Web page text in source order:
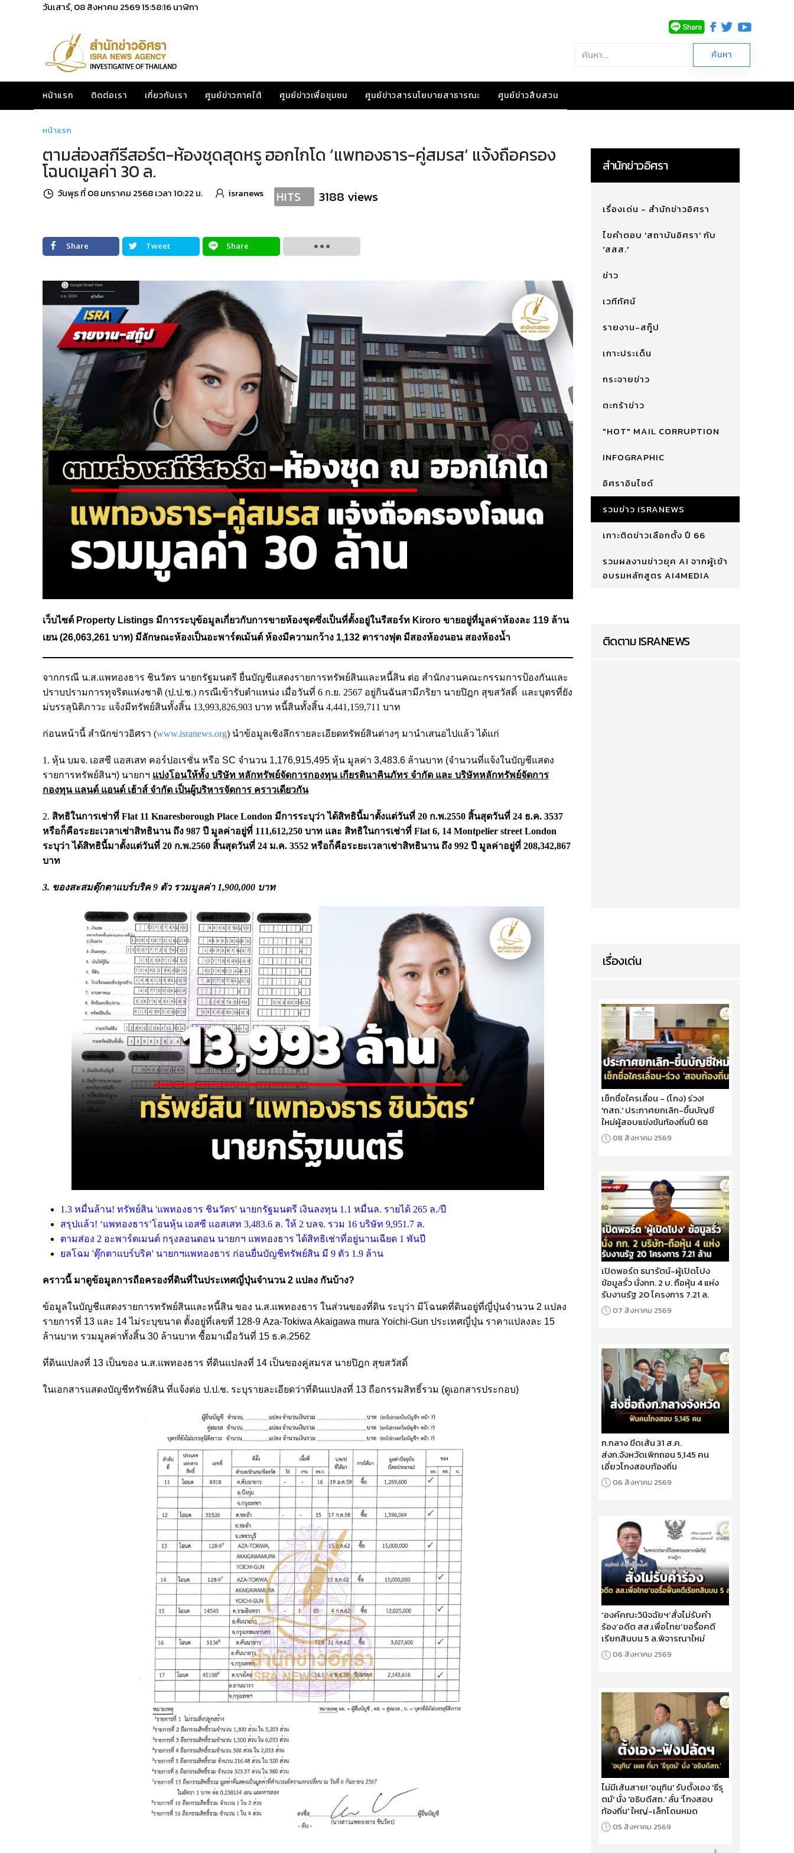
วันเสาร์, 08 สิงหาคม 256915:58:18นาฬิกา
หน้าแรก ติดต่อเรา เกี่ยวกับเรา ศูนย์ข่าวภาคใต้ ศูนย์ข่าวเพื่อชุมชน ศูนย์ข่าวสารนโยบายสาธารณะ ศูนย์ข่าวสืบสวน
หน้าแรก
ตามส่องสกีรีสอร์ต-ห้องชุดสุดหรู ฮอกไกโด ‘แพทองธาร-คู่สมรส’ แจ้งถือครอง
โฉนดมูลค่า 30 ล.
วันพุธ ที่ 08 มกราคม 2568 เวลา 10:22 น. isranews HITS 3188 views
Share Tweet Share
เว็บไซต์ Property Listings มีการระบุข้อมูลเกี่ยวกับการขายห้องชุดซึ่งเป็นที่ตั้งอยู่ในรีสอร์ท Kiroro ขายอยู่ที่มูลค่าห้องละ 119 ล้าน
เยน (26,063,261 บาท) มีลักษณะห้องเป็นอะพาร์ตเม้นต์ ห้องมีความกว้าง 1,132 ตารางฟุต มีสองห้องนอน สองห้องน้ำ
จากกรณี น.ส.แพทองธาร ชินวัตร นายกรัฐมนตรี ยื่นบัญชีแสดงรายการทรัพย์สินและหนี้สิน ต่อ สำนักงานคณะกรรมการป้องกันและ
ปราบปรามการทุจริตแห่งชาติ (ป.ป.ช.) กรณีเข้ารับตำแหน่ง เมื่อวันที่ 6 ก.ย. 2567 อยู่กินฉันสามีภริยา นายปิฎก สุขสวัสดิ์ และบุตรที่ยัง
ม่บรรลุนิติภาวะ แจ้งมีทรัพย์สินทั้งสิ้น 13,993,826,903 บาท หนี้สินทั้งสิ้น 4,441,159,711 บาท
ก่อนหน้านี้ สำนักข่าวอิศรา (www.isranews.org) นำข้อมูลเชิงลึกรายละเอียดทรัพย์สินต่างๆ มานำเสนอไปแล้ว ได้แก่
1. หุ้น บมจ. เอสซี แอสเสท คอร์ปอเรชั่น หรือ SC จำนวน 1,176,915,495 หุ้น มูลค่า 3,483.6 ล้านบาท (จำนวนที่แจ้งในบัญชีแสดง
รายการทรัพย์สินฯ) นายกฯ แบ่งโอนให้ทั้ง บริษัท หลักทรัพย์จัดการกองทุน เกียรตินาคินภัทร จำกัด และ บริษัทหลักทรัพย์จัดการ
กองทุน แลนด์ แอนด์ เฮ้าส์ จำกัด เป็นผู้บริหารจัดการ คราวเดียวกัน
2. สิทธิในการเช่าที่ Flat 11 Knaresborough Place London มีการระบุว่า ได้สิทธินี้มาตั้งแต่วันที่ 20 ก.พ.2550 สิ้นสุดวันที่ 24 ธ.ค. 3537
หรือก็คือระยะเวลาเช่าสิทธินาน ถึง 987 ปี มูลค่าอยู่ที่ 111,612,250 บาท และ สิทธิในการเช่าที่ Flat 6, 14 Montpelier street London
ระบุว่า ได้สิทธินี้มาตั้งแต่วันที่ 20 ก.พ.2560 สิ้นสุดวันที่ 24 ม.ค. 3552 หรือก็คือระยะเวลาเช่าสิทธินาน ถึง 992 ปี มูลค่าอยู่ที่ 208,342,867
บาท
3. ของสะสมตุ๊กตาแบร์บริค 9 ตัว รวมมูลค่า 1,900,000 บาท
1.3 หมื่นล้าน! ทรัพย์สิน 'แพทองธาร ชินวัตร' นายกรัฐมนตรี เงินลงทุน 1.1 หมื่นล. รายได้ 265 ล./ปี
สรุปแล้ว! ‘แพทองธาร’โอนหุ้น เอสซี แอสเสท 3,483.6 ล. ให้ 2 บลจ. รวม 16 บริษัท 9,951.7 ล.
ตามส่อง 2 อะพาร์ตเมนต์ กรุงลอนดอน นายกฯ แพทองธาร ได้สิทธิเช่าที่อยู่นานเฉียด 1 พันปี
ยลโฉม 'ตุ๊กตาแบร์บริค' นายกฯแพทองธาร ก่อนยื่นบัญชีทรัพย์สิน มี 9 ตัว 1.9 ล้าน
คราวนี้ มาดูข้อมูลการถือครองที่ดินที่ในประเทศญี่ปุ่นจำนวน 2 แปลง กันบ้าง?
ข้อมูลในบัญชีแสดงรายการทรัพย์สินและหนี้สิน ของ น.ส.แพทองธาร ในส่วนของที่ดิน ระบุว่า มีโฉนดที่ดินอยู่ที่ญี่ปุ่นจำนวน 2 แปลง
รายการที่ 13 และ 14 ไม่ระบุขนาด ตั้งอยู่ที่เลขที่ 128-9 Aza-Tokiwa Akaigawa mura Yoichi-Gun ประเทศญี่ปุ่น ราคาแปลงละ 15
ล้านบาท รวมมูลค่าทั้งสิ้น 30 ล้านบาท ซื้อมาเมื่อวันที่ 15 ธ.ค.2562
ที่ดินแปลงที่ 13 เป็นของ น.ส.แพทองธาร ที่ดินแปลงที่ 14 เป็นของคู่สมรส นายปิฎก สุขสวัสดิ์
ในเอกสารแสดงบัญชีทรัพย์สิน ที่แจ้งต่อ ป.ป.ช. ระบุรายละเอียดว่าที่ดินแปลงที่ 13 ถือกรรมสิทธิ์รวม (ดูเอกสารประกอบ)
สำนักข่าวอิศรา
เรื่องเด่น - สำนักข่าวอิศรา
ไขคำตอบ 'สถาบันอิศรา' กับ
'สสส.'
ข่าว
เวทีทัศน์
รายงาน-สกู๊ป
เกาะประเด็น
กระจายข่าว
ตะกร้าข่าว
"HOT" MAIL CORRUPTION
INFOGRAPHIC
อิศราอินไซด์
รวมข่าว ISRANEWS
เกาะติดข่าวเลือกตั้ง ปี 66
รวมผลงานข่าวยุค AI จากผู้เข้า
อบรมหลักสูตร AI4MEDIA
ติดตาม ISRANEWS
เรื่องเด่น
เช็กชื่อใครเลื่อน - (โกง) ร่วง!
'กสถ.' ประกาศยกเลิก-ขึ้นบัญชี
ใหม่ผู้สอบแข่งขันท้องถิ่นปี 68
08 สิงหาคม 2569
เปิดพอร์ต ธนารัตน์-ผู้เปิดโปง
ข้อมูลรั่ว นั่งกก. 2 บ. ถือหุ้น 4 แห่ง
รับงานรัฐ 20 โครงการ 7.21 ล.
07 สิงหาคม 2569
ก.กลาง ขีดเส้น 31 ส.ค.
ส่งก.จังหวัดเพิกถอน 5,145 คน
เอี่ยวโกงสอบท้องถิ่น
06 สิงหาคม 2569
‘องค์คณะวินิจฉัยฯ’สั่งไม่รับคำ
ร้อง‘อดีต สส.เพื่อไทย’ขอรื้อคดี
เรียกสินบน 5 ล.พิจารณาใหม่
06 สิงหาคม 2569
ไม่มีเส้นสาย! 'อนุทิน' รับตั้งเอง 'ธีรุ
ตม์' นั่ง 'อธิบดีสถ.' ลั่น 'โกงสอบ
ท้องถิ่น' ใหญ่-เล็กโดนหมด
05 สิงหาคม 2569